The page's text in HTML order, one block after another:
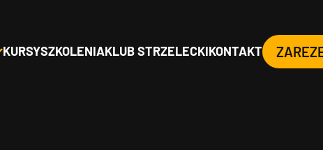
KURSYSZKOLENIAKLUB STRZELECKIKONTAKT